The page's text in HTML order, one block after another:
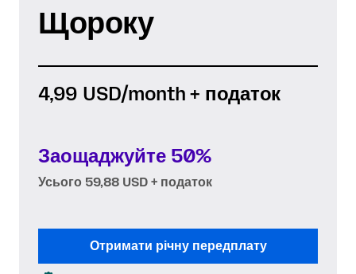
Щороку
4,99 USD/month + податок
Заощаджуйте 50%
Усього 59,88 USD + податок
Отримати річну передплату